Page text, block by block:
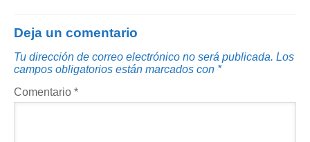
Deja un comentario
Tu dirección de correo electrónico no será publicada. Los
campos obligatorios están marcados con *
Comentario *